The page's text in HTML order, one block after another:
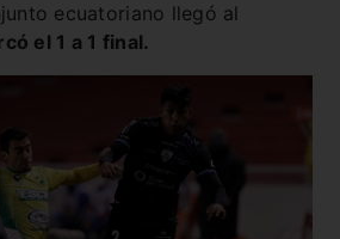
ecuatoriano llegó al
el 1 a 1 final.